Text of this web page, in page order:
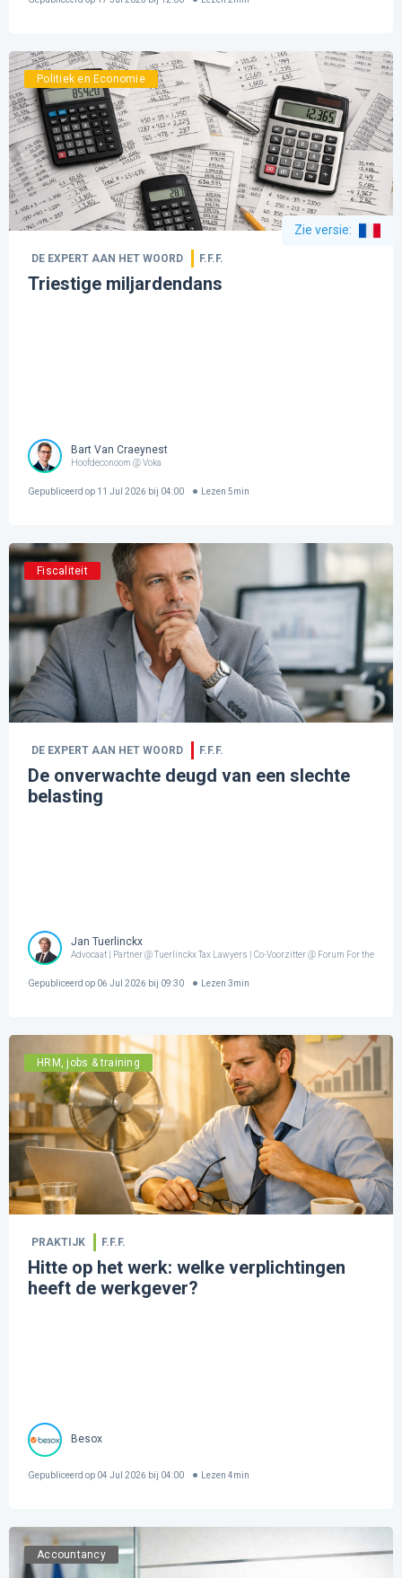
Politiek en Economie
Zie versie:
DE EXPERT AAN HET WOORD F.F.F.
Triestige miljardendans
Bart Van Craeynest
Hoofdeconoom @ Voka
Gepubliceerd op 11 Jul 2026 bij 04:00 Lezen 5min
Fiscaliteit
DE EXPERT AAN HET WOORD F.F.F.
De onverwachte deugd van een slechte
belasting
Jan Tuerlinckx
Advocaat | Partner @ Tuerlinckx Tax Lawyers | Co-Voorzitter @ Forum For the
Gepubliceerd op 06 Jul 2026 bij 09:30 Lezen 3min
HRM, jobs & training
PRAKTIJK F.F.F.
Hitte op het werk: welke verplichtingen
heeft de werkgever?
Besox
Gepubliceerd op 04 Jul 2026 bij 04:00 Lezen 4min
Accountancy